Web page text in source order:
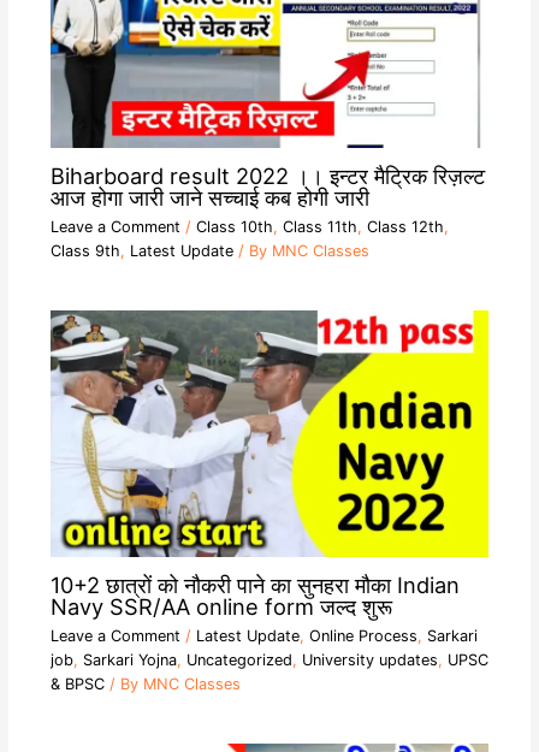
Biharboard result 2022 ।। इन्टर मैट्रिक रिज़ल्ट
आज होगा जारी जाने सच्चाई कब होगी जारी
Leave a Comment / Class 10th, Class 11th, Class 12th,
Class 9th, Latest Update/ By MNC Classes
10+2 छात्रों को नौकरी पाने का सुनहरा मौका Indian
Navy SSR/AA online form जल्द शुरू
Leave a Comment / Latest Update, Online Process, Sarkari
job, Sarkari Yojna, Uncategorized, University updates, UPSC
& BPSC/ By MNC Classes